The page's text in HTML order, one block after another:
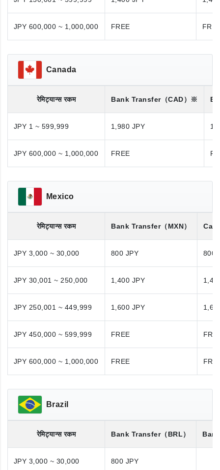
JPY 600,000 ~ 1,000,000 FREE
Canada
रेमिट्यान्स रकम Bank Transfer（CAD）※
JPY 1 ~ 599,999 1,980 JPY
JPY 600,000 ~ 1,000,000 FREE
Mexico
रेमिट्यान्स रकम Bank Transfer（MXN）
JPY 3,000 ~ 30,000 800 JPY 800
JPY 30,001 ~ 250,000 1,400 JPY
JPY 250,001 ~ 449,999 1,600 JPY
JPY 450,000 ~ 599,999 FREE
JPY 600,000 ~ 1,000,000 FREE
Brazil
रेमिट्यान्स रकम Bank Transfer（BRL）
JPY 3,000 ~ 30,000
800 JPY